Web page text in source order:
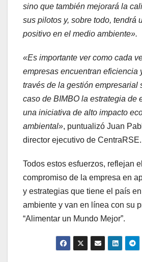
sino que también mejorará la
sus pilotos y, sobre todo, tendrá
positivo en el medio ambiente».
«Es importante ver como cada
empresas encuentran eficiencia
través de la gestión empresarial
caso de BIMBO la estrategia de
una iniciativa de alto impacto
ambiental», puntualizó Juan
director ejecutivo de CentraRSE.
Todos estos esfuerzos, reflejan
compromiso de la empresa en
y estrategias que tiene el país
ambiente y van en línea con su
“Alimentar un Mundo Mejor”.